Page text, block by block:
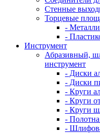
Стенные
Торцевые
-
-
Инструмент
Абразивный,
инструмент
- Диски
- Диски
- Круги
- Круги
- Круги
- Полотна
-